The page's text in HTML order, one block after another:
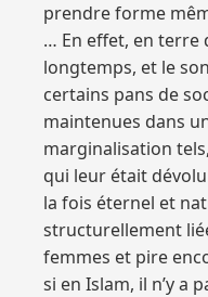
prendre forme
… En effet, en terre
longtemps, et le
certains pans de
maintenues dans
marginalisation
qui leur était
la fois éternel et
structurellement
femmes et pire
si en Islam, il n’y a